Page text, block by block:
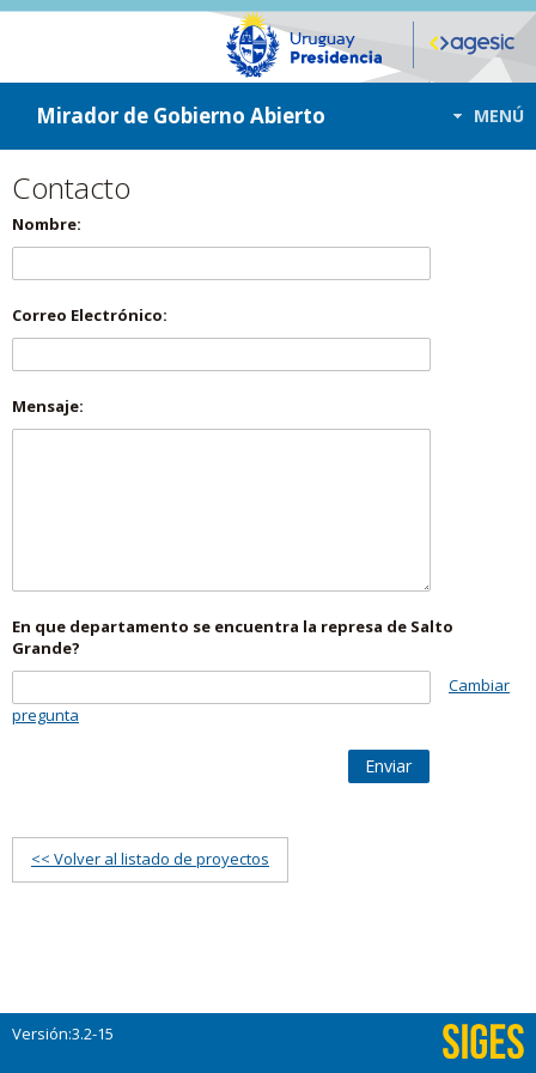
ir a contenido
ir al menú
Mirador de Gobierno Abierto MENÚ
Contacto
Nombre:
Correo Electrónico:
Mensaje:
En que departamento se encuentra la represa de Salto
Grande?
Cambiar
pregunta
Enviar
<< Volver al listado de proyectos
Versión:3.2-15